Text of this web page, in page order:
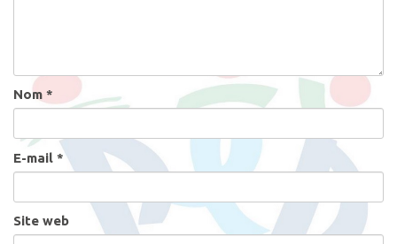
t
i
l
e
s
Nom *
E-mail *
Site web